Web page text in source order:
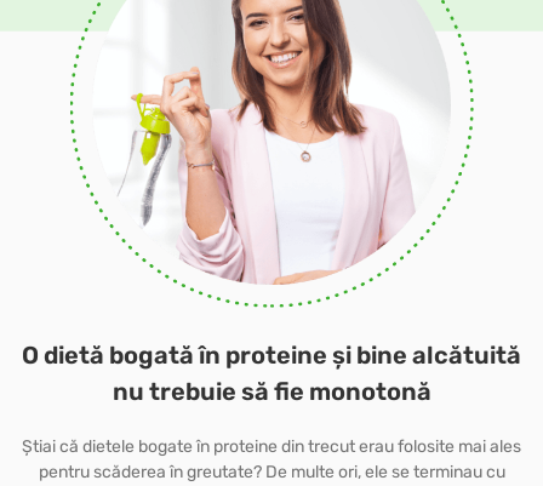
O dietă bogată în proteine și bine alcătuită
nu trebuie să fie monotonă
Știai că dietele bogate în proteine din trecut erau folosite mai ales
pentru scăderea în greutate? De multe ori, ele se terminau cu